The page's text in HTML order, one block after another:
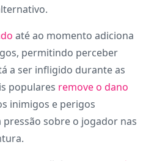
até ao momento adiciona
permitindo perceber
a ser infligido durante as
populares remove o dano
inimigos e perigos
sobre o jogador nas